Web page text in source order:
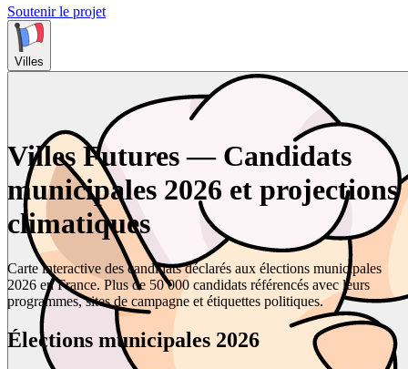
Soutenir le projet
Villes
Villes Futures — Candidats
municipales 2026 et projections
climatiques
Carte interactive des candidats déclarés aux élections municipales
2026 en France. Plus de 50 000 candidats référencés avec leurs
programmes, sites de campagne et étiquettes politiques.
Élections municipales 2026